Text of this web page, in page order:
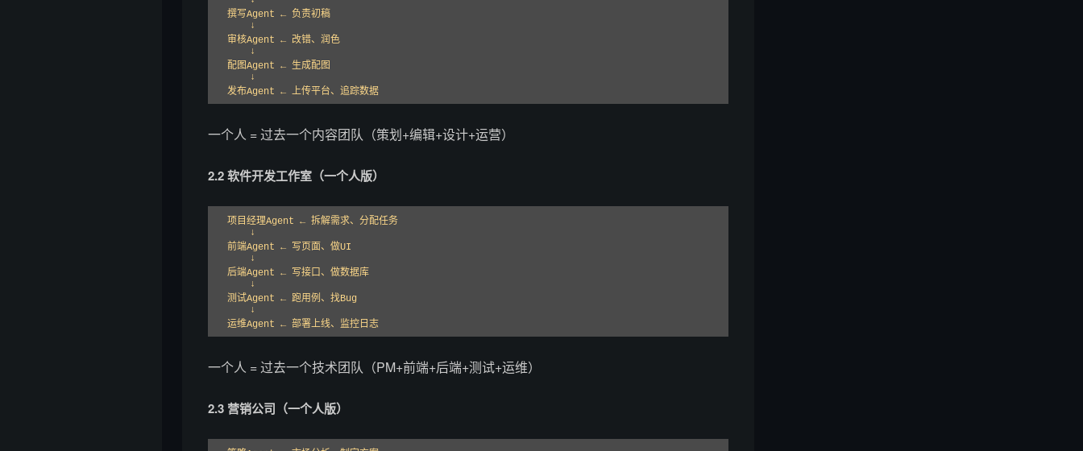
撰写Agent ← 负责初稿
审核Agent ← 改错、润色
配图Agent ← 生成配图
发布Agent ← 上传平台、追踪数据
一个人 = 过去一个内容团队（策划+编辑+设计+运营）
2.2 软件开发工作室（一个人版）
项目经理Agent ← 拆解需求、分配任务
前端Agent ← 写页面、做UI
后端Agent ← 写接口、做数据库
测试Agent ← 跑用例、找Bug
运维Agent ← 部署上线、监控日志
一个人 = 过去一个技术团队（PM+前端+后端+测试+运维）
2.3 营销公司（一个人版）